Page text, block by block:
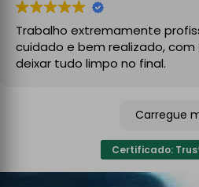
A instalação ficou perfeita,
funcional, com atenção aos
No final, deixaram tudo limpo
um serviço de eletricidade de
especialmente para
elétricos. Serviço rápido,
Trabalho extremamente
cuidado e bem realizado,
deixar tudo limpo no final.
Carregue
Certificado: